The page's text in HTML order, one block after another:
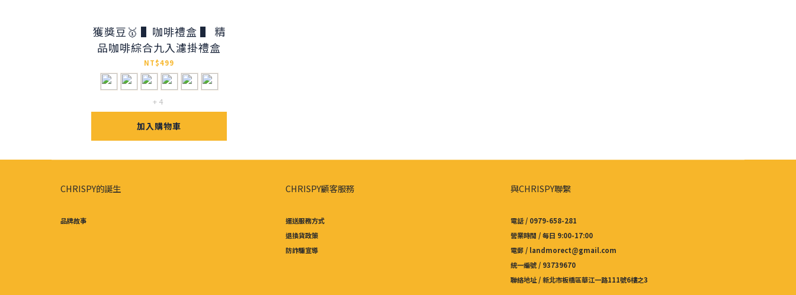
獲獎豆🥇 ▌咖啡禮盒 ▌ 精
品咖啡綜合九入濾掛禮盒
NT$499
+ 4
加入購物車
CHRISPY的誕生
品牌故事
CHRISPY顧客服務
運送服務方式
退換貨政策
防詐騙宣導
與CHRISPY聯繫
電話 / 0979-658-281
營業時間 / 每日 9:00-17:00
電郵 / landmorect@gmail.com
統一編號 / 93739670
聯絡地址 / 新北市板橋區華江一路111號6樓之3